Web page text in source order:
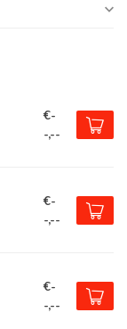
€-
-,--
€-
-,--
€-
-,--